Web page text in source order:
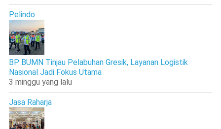
Pelindo
BP BUMN Tinjau Pelabuhan Gresik, Layanan Logistik
Nasional Jadi Fokus Utama
3 minggu yang lalu
Jasa Raharja